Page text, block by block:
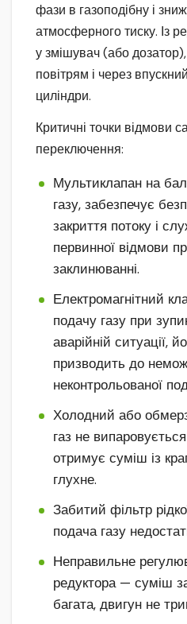
фази в газоподібну і
атмосферного тиску. Із
у змішувач (або
повітрям і через
циліндри.
Критичні точки відмови
переключення:
Мультиклапан на
газу, забезпечує
закриття потоку і
первинної відмови
заклинюванні.
Електромагнітний
подачу газу при
аварійній ситуації,
призводить до
неконтрольованої
Холодний або
газ не
отримує суміш із
глухне.
Забитий фільтр
подача газу
Неправильне
редуктора — суміш
багата, двигун не